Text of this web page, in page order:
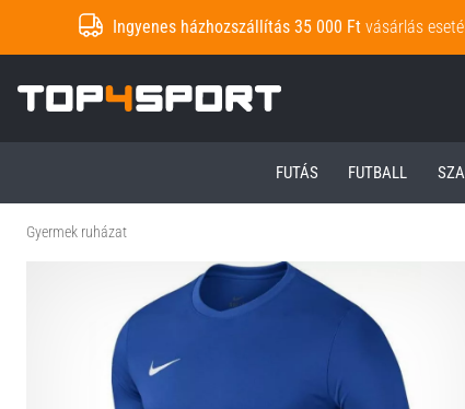
Ingyenes házhozszállítás 35 000 Ft vásárlás
Top4Sport.hu
FUTÁS FUTBALL
Gyermek ruházat